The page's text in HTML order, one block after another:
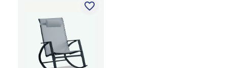
favorite_border